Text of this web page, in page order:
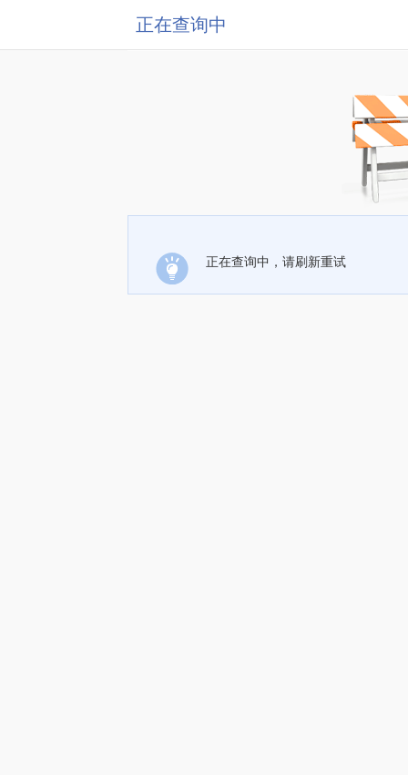
正在查询中
正在查询中，请刷新重试